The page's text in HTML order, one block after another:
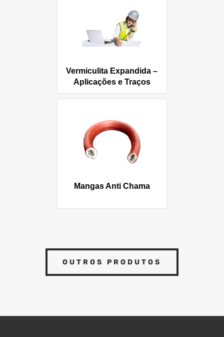
Vermiculita Expandida –
Aplicações e Traços
Mangas Anti Chama
OUTROS PRODUTOS